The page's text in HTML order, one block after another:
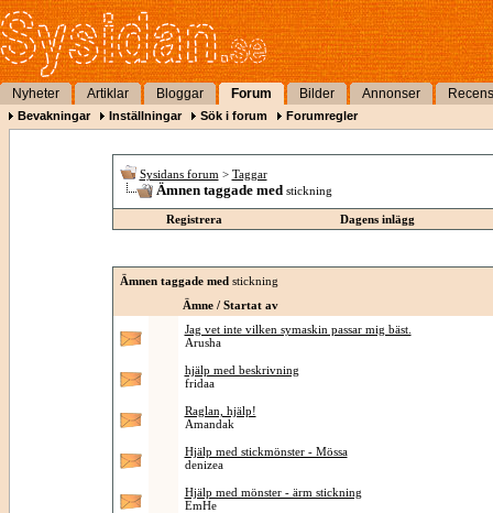
Nyheter Artiklar Bloggar Forum Bilder Annonser
Bevakningar Inställningar Sök i forum Forumregler
Sysidans forum > Taggar
Ämnen taggade med stickning
Registrera Dagens inlägg
Ämnen taggade med stickning
Ämne / Startat av
Jag vet inte vilken symaskin passar mig bäst.
Arusha
hjälp med beskrivning
fridaa
Raglan, hjälp!
Amandak
Hjälp med stickmönster - Mössa
denizea
Hjälp med mönster - ärm stickning
EmHe